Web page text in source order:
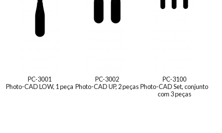
PC-3001
Photo-CAD LOW, 1 peça
PC-3002
Photo-CAD UP, 2 peças
PC-3100
Photo-CAD Set, conjunto
com 3 peças